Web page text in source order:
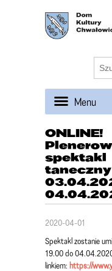
Menu
ONLINE!
spektakl
taneczny
2020-04-01
Spektakl zostanie
19.00 do
linkiem: https://